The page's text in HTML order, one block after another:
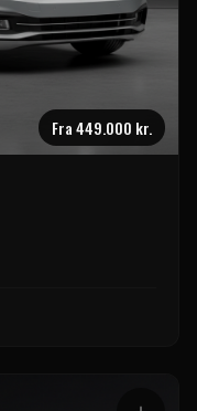
Fra449.000 kr.